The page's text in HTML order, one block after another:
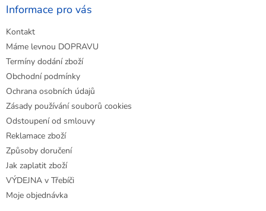
Informace pro vás
Kontakt
Máme levnou DOPRAVU
Termíny dodání zboží
Obchodní podmínky
Ochrana osobních údajů
Zásady používání souborů cookies
Odstoupení od smlouvy
Reklamace zboží
Způsoby doručení
Jak zaplatit zboží
VÝDEJNA v Třebíči
Moje objednávka